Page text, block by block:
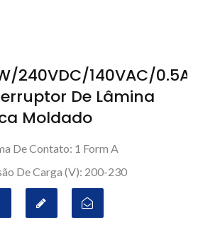
240VDC/140VAC/0.5A,
De Lâmina
Moldado
De Contato: 1 Form A
De Carga (V): 200-230